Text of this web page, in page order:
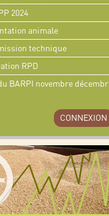
2024
animale
technique
RPD
BARPI novembre
CONNEXION